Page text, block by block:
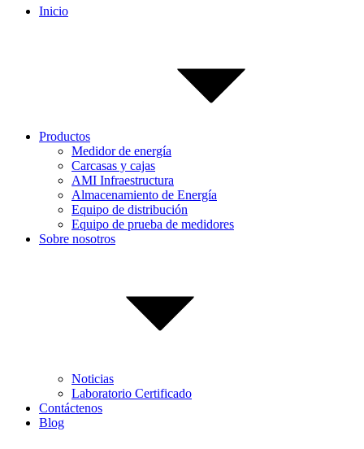
Inicio
Productos
Medidor de energía
Carcasas y cajas
AMI Infraestructura
Almacenamiento de Energía
Equipo de distribución
Equipo de prueba de medidores
Sobre nosotros
Noticias
Laboratorio Certificado
Contáctenos
Blog